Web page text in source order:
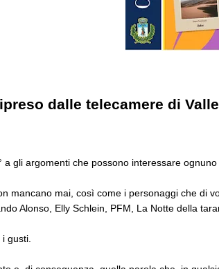
dalle telecamere di
a gli argomenti che possono interessare
mancano mai, così come i personaggi che di
Alonso, Elly Schlein, PFM, La Notte della
gusti.